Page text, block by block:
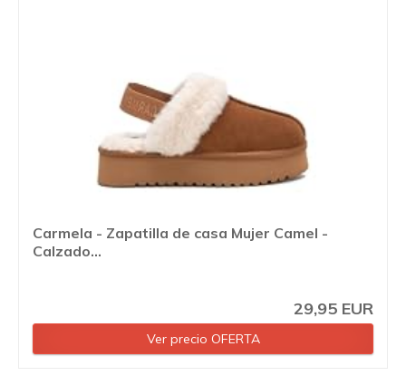
Carmela - Zapatilla de casa Mujer Camel -
Calzado...
29,95 EUR
Ver precio OFERTA